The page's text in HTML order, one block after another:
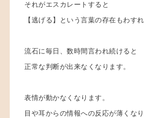
それがエスカレートすると
【逃げる】という言葉の存在もわす
流石に毎日、数時間言われ続けると
正常な判断が出来なくなります。
表情が動かなくなります。
目や耳からの情報への反応が薄くなり